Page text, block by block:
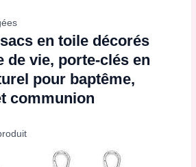
en toile décorés
de vie, porte-clés en
pour baptême,
communion